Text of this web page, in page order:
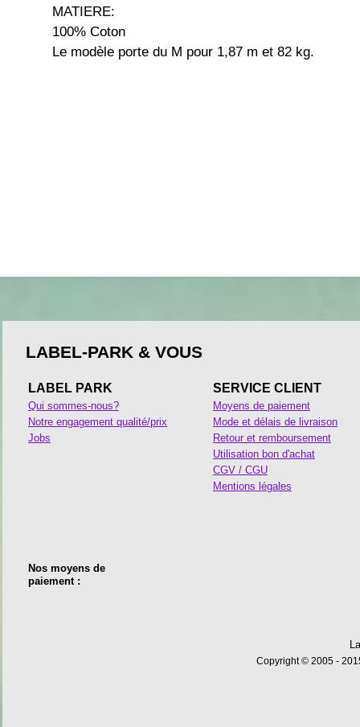
MATIERE:
100% Coton
Le modèle porte du M pour 1,87 m et 82 kg.
LABEL-PARK & VOUS
LABEL PARK
Qui sommes-nous?
Notre engagement qualité/prix
Jobs
SERVICE CLIENT
Moyens de paiement
Mode et délais de livraison
Retour et remboursement
Utilisation bon d'achat
CGV / CGU
Mentions légales
Nos moyens de
paiement :
Copyright © 2005 -